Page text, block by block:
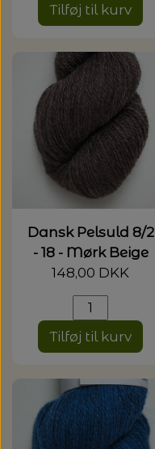
Tilføj til kurv
Dansk Pelsuld 8/2
- 18 - Mørk Beige
148,00 DKK
Tilføj til kurv